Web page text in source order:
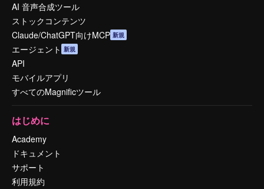
AI 音声合成ツール
ストックコンテンツ
Claude/ChatGPT向けMCP 新規
エージェント 新規
API
モバイルアプリ
すべてのMagnificツール
はじめに
Academy
ドキュメント
サポート
利用規約